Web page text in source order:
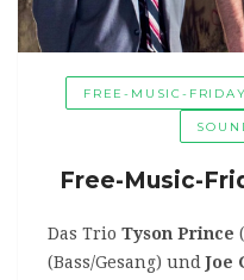
FREE-MUSIC-FRIDAY
Free-Music-
Das Trio Tyson Prince
(Bass/Gesang) undJoe